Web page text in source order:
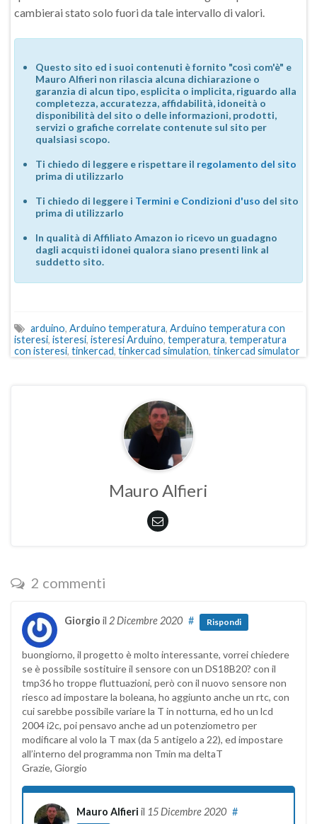
cambierai stato solo fuori da tale intervallo di valori.
Questo sito ed i suoi contenuti è fornito "così com'è" e
Mauro Alfieri non rilascia alcuna dichiarazione o
garanzia di alcun tipo, esplicita o implicita, riguardo alla
completezza, accuratezza, affidabilità, idoneità o
disponibilità del sito o delle informazioni, prodotti,
servizi o grafiche correlate contenute sul sito per
qualsiasi scopo.
Ti chiedo di leggere e rispettare il regolamento del sito
prima di utilizzarlo
Ti chiedo di leggere i Termini e Condizioni d'uso del sito
prima di utilizzarlo
In qualità di Affiliato Amazon io ricevo un guadagno
dagli acquisti idonei qualora siano presenti link al
suddetto sito.
arduino, Arduino temperatura, Arduino temperatura con
isteresi, isteresi, isteresi Arduino, temperatura, temperatura
con isteresi, tinkercad, tinkercad simulation, tinkercad simulator
Mauro Alfieri
2 commenti
Giorgio il 2 Dicembre 2020 # Rispondi
buongiorno, il progetto è molto interessante, vorrei chiedere
se è possibile sostituire il sensore con un DS18B20? con il
tmp36 ho troppe fluttuazioni, però con il nuovo sensore non
riesco ad impostare la boleana, ho aggiunto anche un rtc, con
cui sarebbe possibile variare la T in notturna, ed ho un lcd
2004 i2c, poi pensavo anche ad un potenziometro per
modificare al volo la T max (da 5 antigelo a 22), ed impostare
all’interno del programma non Tmin ma deltaT
Grazie, Giorgio
Mauro Alfieri il 15 Dicembre 2020 #